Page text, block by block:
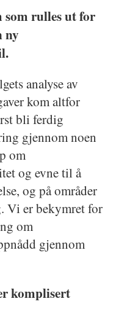
rulles ut for
ny
analyse av
kom altfor
bli ferdig
gjennom noen
om
og evne til å
og på områder
Vi er bekymret for
om
gjennom
komplisert